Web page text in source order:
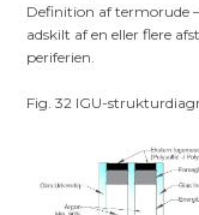
Definition af termorude
adskilt af en eller flere
periferien.
Fig. 32 IGU-